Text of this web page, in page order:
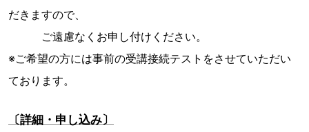
だきますので、
ご遠慮なくお申し付けください。
※ご希望の方には事前の受講接続テストをさせていただい
ております。
〔詳細・申し込み〕